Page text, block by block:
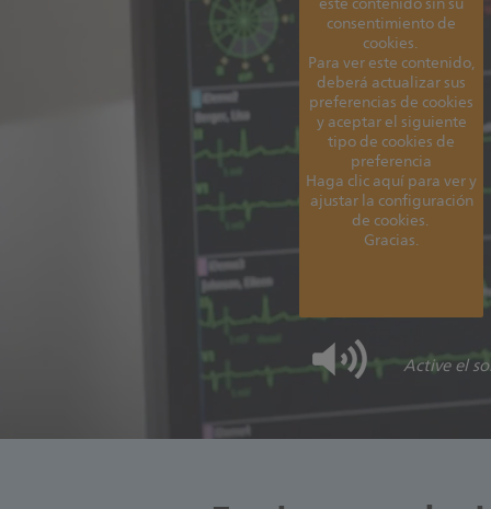
consentimiento de
cookies.
Para ver este contenido,
deberá actualizar sus
preferencias de cookies
y aceptar el siguiente
tipo de cookies de
preferencia
Haga clic aquí para ver y
ajustar la configuración
de cookies.
Gracias.
Active el